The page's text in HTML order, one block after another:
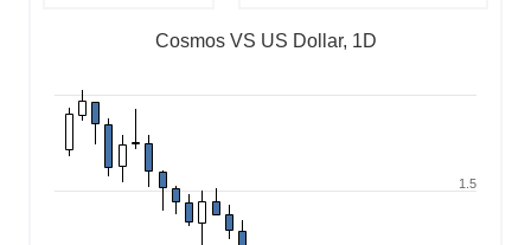
Cosmos VS US Dollar, 1D
1.5